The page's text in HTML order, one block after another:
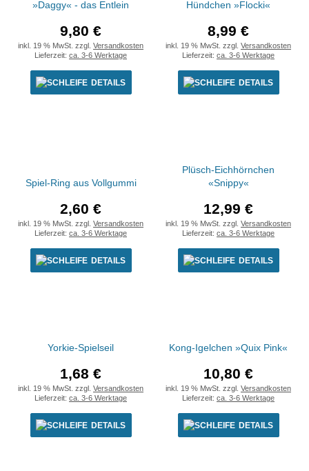
»Daggy« - das Entlein
9,80 €
inkl. 19 % MwSt. zzgl. Versandkosten
Lieferzeit: ca. 3-6 Werktage
DETAILS
Hündchen »Flocki«
8,99 €
inkl. 19 % MwSt. zzgl. Versandkosten
Lieferzeit: ca. 3-6 Werktage
DETAILS
Spiel-Ring aus Vollgummi
2,60 €
inkl. 19 % MwSt. zzgl. Versandkosten
Lieferzeit: ca. 3-6 Werktage
DETAILS
Plüsch-Eichhörnchen
«Snippy«
12,99 €
inkl. 19 % MwSt. zzgl. Versandkosten
Lieferzeit: ca. 3-6 Werktage
DETAILS
Yorkie-Spielseil
1,68 €
inkl. 19 % MwSt. zzgl. Versandkosten
Lieferzeit: ca. 3-6 Werktage
DETAILS
Kong-Igelchen »Quix Pink«
10,80 €
inkl. 19 % MwSt. zzgl. Versandkosten
Lieferzeit: ca. 3-6 Werktage
DETAILS